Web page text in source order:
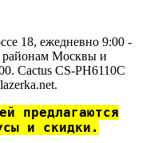
18, ежедневно 9:00 -
районам Москвы и
Cactus CS-PH6110C
предлагаются
и скидки.